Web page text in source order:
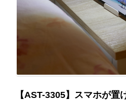
【AST-3305】スマホが